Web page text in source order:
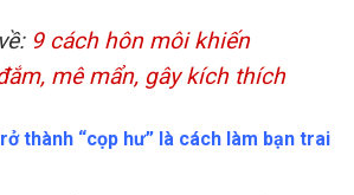
9 cách hôn môi khiến
mê mẩn, gây kích thích
thành “cọp hư” là cách làm bạn trai